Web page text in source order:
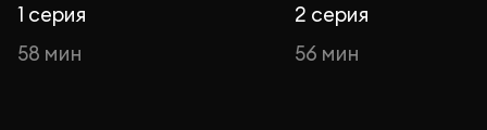
1 серия
58 мин
2 серия
56 мин